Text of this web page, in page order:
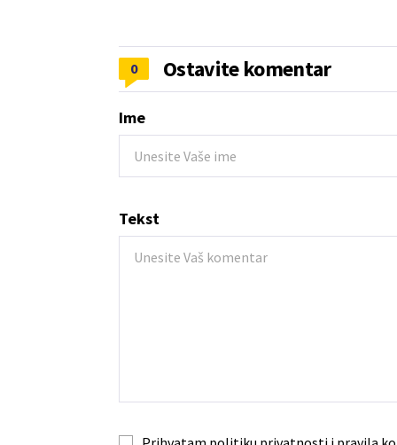
0 Ostavite komentar
Ime
Tekst